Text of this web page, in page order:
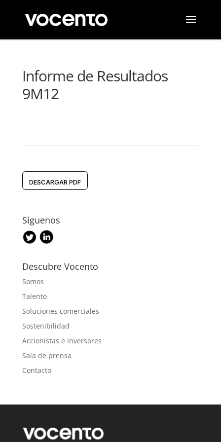
Informe de Resultados
9M12
DESCARGAR PDF
Síguenos
Descubre Vocento
Somos
Talento
Soluciones comerciales
Sostenibilidad
Accionistas e inversores
Sala de prensa
Contacto